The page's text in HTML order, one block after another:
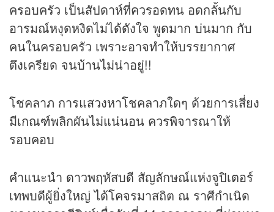
ครอบครัว เป็นสัปดาห์ที่ควรอดทน อดกลั้นกับ
อารมณ์หงุดหงิดไม่ได้ดังใจ พูดมาก บ่นมาก กับ
คนในครอบครัว เพราะอาจทำให้บรรยากาศ
ตึงเครียด จนบ้านไม่น่าอยู่!!
โชคลาภ การแสวงหาโชคลาภใดๆ ด้วยการเสี่ยง
มีเกณฑ์พลิกผันไม่แน่นอน ควรพิจารณาให้
รอบคอบ
คำแนะนำ ดาวพฤหัสบดี สัญลักษณ์แห่งจูปิเตอร์
เทพบดีผู้ยิ่งใหญ่ ได้โคจรมาสถิต ณ ราศีกำเนิด